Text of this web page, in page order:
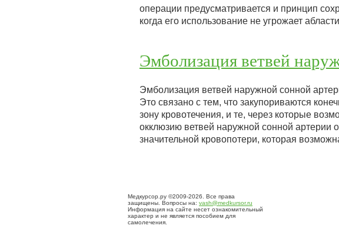
операции предусматривается и принцип
когда его использование не угрожает
Эмболизация ветвей
Эмболизация ветвей наружной сонной
Это связано с тем, что закупориваются
зону кровотечения, и те, через которые
окклюзию ветвей наружной сонной артерии
значительной кровопотери, которая
Медкурсор.ру ©2009-2026. Все права
защищены. Вопросы на: vash@medkursor.ru
Информация на сайте несет ознакомительный
характер и не является пособием для
самолечения.